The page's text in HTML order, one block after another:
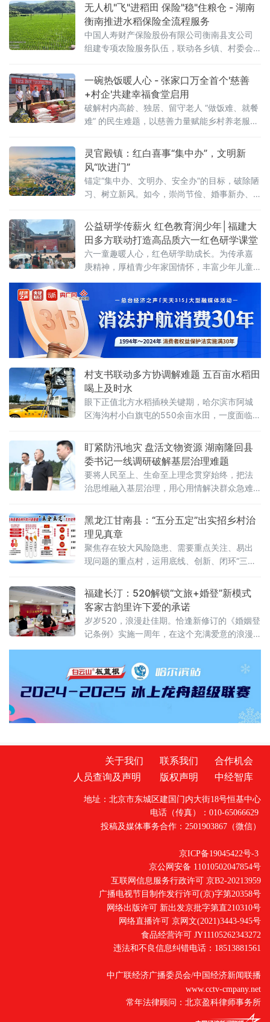
无人机"飞"进稻田 保险"稳"住粮仓 - 湖南
衡南推进水稻保险全流程服务
中国人寿财产保险股份有限公司衡南县支公司
组建专项农险服务队伍，联动各乡镇、村委会
保险宣传、入户摸排、田间验标、集中承保等
全流程工作，推动政策性水稻保险扩面提标，
助力粮食安全与乡村振兴。水稻是我国主要粮
食作物，种植范围广、从业农户多，易受洪
涝、干旱、大风、病虫害等自然灾害影响，政
一碗热饭暖人心 - 张家口万全首个'慈善
+村企'共建幸福食堂启用
破解村内高龄、独居、留守老人 “做饭难、就餐
难” 的民生难题，以慈善力量赋能乡村养老服
委、区政府副区长刘尔民，区民政局副局长孙
彦军共同为孙家小庄幸福食堂揭牌，并对幸福
食堂
灵官殿镇：红白喜事“集中办”，文明新
风“吹进门”
锚定“集中办、文明办、安全办”的目标，破除陋
习、树立新风。如今，崇尚节俭、婚事新办、
公益研学传薪火 红色教育润少年│福建大
田多方联动打造高品质六一红色研学课堂
六一童趣暖人心，红色研学助成长。为传承嘉
庚精神，厚植青少年家国情怀，丰富少年儿童
县华岩商业运营管理有限公司主办，伊利学生
奶、大田第二集美学村旧址研学基地、大田县
新华书店等多家单位联合协办的“有枝才有花，
有国才有家”六一红色研学公益活动在大田第二
集美学村旧址圆满举行。全县众多亲子家庭免
费参与本次活动，孩子们在沉浸式
村支书联动多方协调解难题 五百亩水稻田
喝上及时水
眼下正值北方水稻插秧关键期，哈尔滨市阿城
区海沟村小白旗屯的550余亩水田，一度面临因
重滞后的困境。村党支部书记付英超联动多方
力量，打通春耕供水"最后一公里"，确保全村插
秧工作按时推进。
盯紧防汛地灾 盘活文物资源 湖南隆回县
委书记一线调研破解基层治理难题
要将人民至上、生命至上理念贯穿始终，把法
治思维融入基层治理，用心用情解决群众急难
黑龙江甘南县：“五分五定”出实招乡村治
理见真章
聚焦存在较大风险隐患、需要重点关注、易出
现问题的重点村，运用底线、创新、闭环“三种
分策定效、分效定职的“五分五定”全链条闭环管
理机制，持续建强农村基层战斗堡垒，全面完
善乡村治理体系，为乡村振兴筑牢组织保障。
科学定标，精准摸排，以“分类定村”把准治理靶
心。县委梳理出廉政风险较高、
福建长汀：520解锁“文旅+婚登”新模式
客家古韵里许下爱的承诺
岁岁520，浪漫赴佳期。恰逢新修订的《婚姻登
记条例》实施一周年，在这个充满爱意的浪漫
旅局、县委社会工作部、县妇幼保健院，创新
推出婚礼特色主题便民服务。依托优质文旅资
源，打造文旅体验+婚姻登记+免费婚检一站式
服务新模式，将仪式感、文化感、幸福感融入
领证全过程，以暖心高效的政务服务守护新人
美好期
关于我们 联系我们
合作机会
人员查询及声明
版权声明 中经智库
地址：北京市东城区建国门内大街18号恒基中心
电话（传真）：010-65066629
投稿及媒体事务合作：2501903867（微信）
京ICP备19045422号-3
京公网安备 11010502047854号
互联网信息服务行政许可 京B2-20213959
广播电视节目制作发行许可(京)字第20358号
网络出版许可 新出发京批字第直210310号
网络直播许可 京网文(2021)3443-945号
食品经营许可 JY11105262343272
违法和不良信息纠错电话：18513881561
中广联经济广播委员会/中国经济新闻联播
www.cctv-cmpany.net
常年法律顾问：北京盈科律师事务所